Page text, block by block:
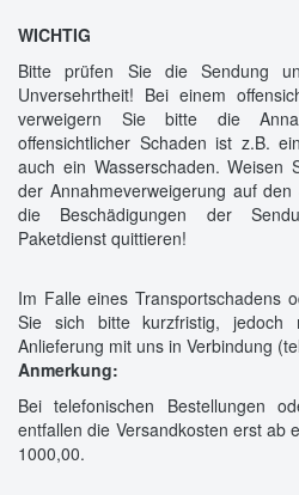
WICHTIG
Bitte prüfen Sie die Sendung
Unversehrtheit! Bei einem
verweigern Sie bitte die
offensichtlicher Schaden ist z.B.
auch ein Wasserschaden. Weisen
der Annahmeverweigerung auf
die Beschädigungen der
Paketdienst quittieren!
Im Falle eines Transportschadens
Sie sich bitte kurzfristig, jedoch
Anlieferung mit uns in Verbindung
Anmerkung:
Bei telefonischen Bestellungen
entfallen die Versandkosten erst ab
1000,00.